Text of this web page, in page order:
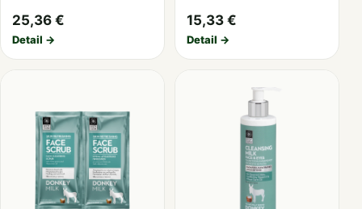
25,36 €
Detail →
15,33 €
Detail →